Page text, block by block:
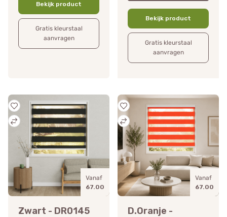
Bekijk product
Gratis kleurstaal
aanvragen
Bekijk product
Gratis kleurstaal
aanvragen
Vanaf
67.00
Zwart - DR0145
Vanaf
67.00
D.Oranje -